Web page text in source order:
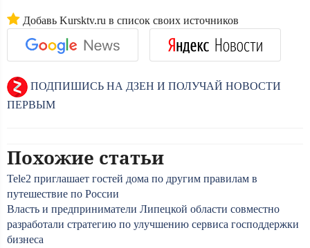
Добавь Kursktv.ru в список своих источников
ПОДПИШИСЬ НА ДЗЕН И ПОЛУЧАЙ НОВОСТИ
ПЕРВЫМ
Похожие статьи
Tele2 приглашает гостей дома по другим правилам в
путешествие по России
Власть и предприниматели Липецкой области совместно
разработали стратегию по улучшению сервиса господдержки
бизнеса